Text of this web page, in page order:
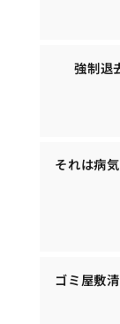
強制退
それは病
ゴミ屋敷